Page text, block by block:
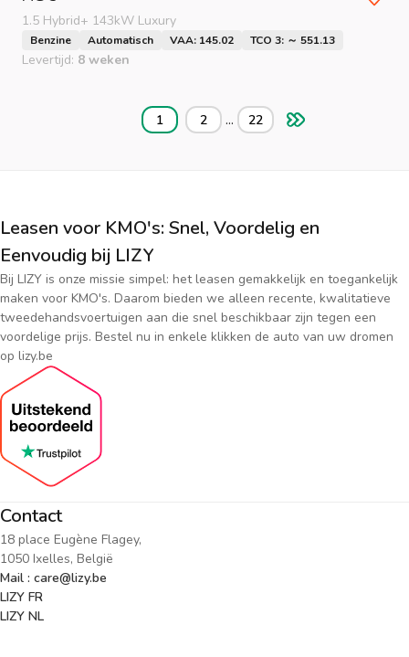
1.5 Hybrid+ 143kW Luxury
Benzine Automatisch VAA: 145.02 TCO 3: ～ 551.13
Levertijd: 8 weken
1 2 ... 22
Leasen voor KMO's: Snel, Voordelig en
Eenvoudig bij LIZY
Bij LIZY is onze missie simpel: het leasen gemakkelijk en toegankelijk
maken voor KMO's. Daarom bieden we alleen recente, kwalitatieve
tweedehandsvoertuigen aan die snel beschikbaar zijn tegen een
voordelige prijs. Bestel nu in enkele klikken de auto van uw dromen
op lizy.be
Contact
18 place Eugène Flagey,
1050 Ixelles, België
Mail : care@lizy.be
LIZY FR
LIZY NL